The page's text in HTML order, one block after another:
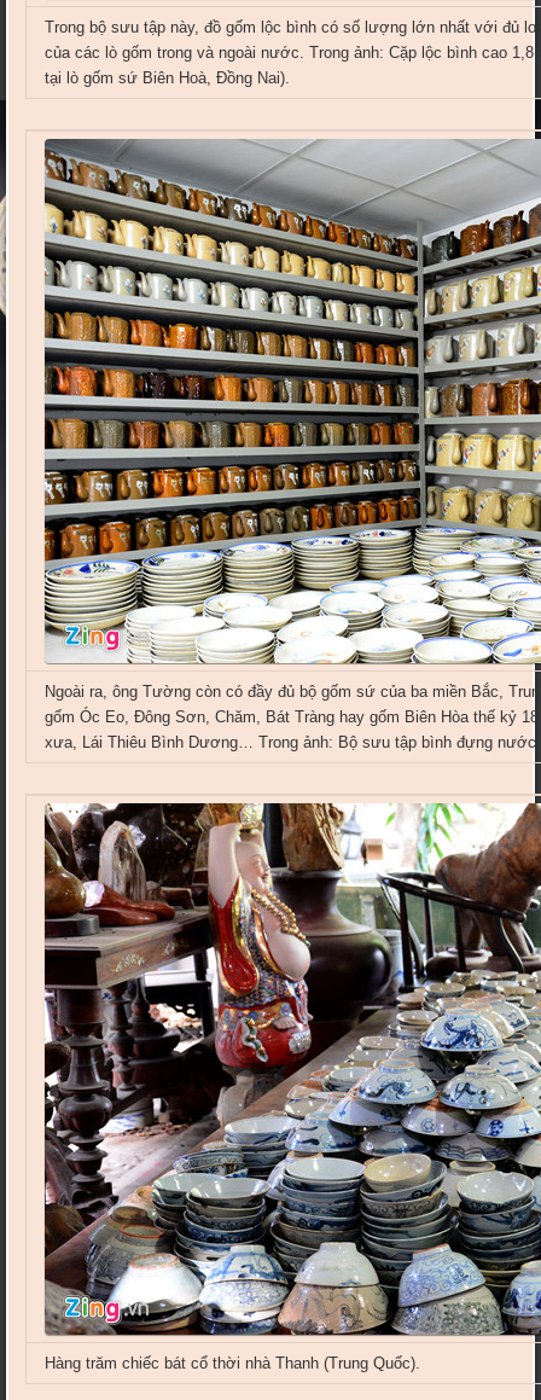
Trong bộ sưu tập này, đồ gốm lộc bình có số lượng lớn nhất với đủ
của các lò gốm trong và ngoài nước. Trong ảnh: Cặp lộc bình cao
tại lò gốm sứ Biên Hoà, Đồng Nai).
Ngoài ra, ông Tường còn có đầy đủ bộ gốm sứ của ba miền Bắc,
gốm Óc Eo, Đông Sơn, Chăm, Bát Tràng hay gốm Biên Hòa thế kỷ
xưa, Lái Thiêu Bình Dương… Trong ảnh: Bộ sưu tập bình đựng
Hàng trăm chiếc bát cổ thời nhà Thanh (Trung Quốc).